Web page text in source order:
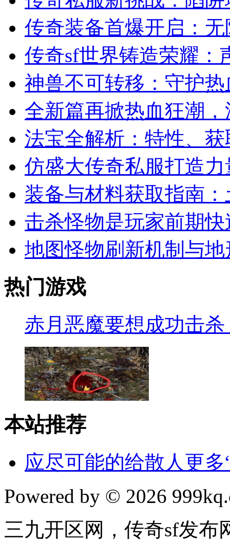
传奇装备首爆开启：
传奇sf世界铸造荣耀：
神兽不可转移：守护
全新篇再掀热血狂潮
法宝全解析：特性、
仿盛大传奇私服打造
装备与材料获取指南
击杀怪物是玩家前期
地图怪物刷新机制与
热门游戏
赤月恶魔要想成功击
本站推荐
应尽可能的给散人更多
Powered by © 2026
三九开区网，传奇sf发布